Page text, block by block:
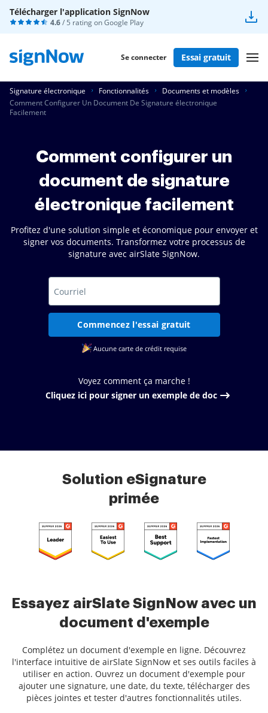
Télécharger l'application SignNow
4.6/ 5 rating onGoogle Play
Se connecter Essai gratuit
Signature électronique Fonctionnalités
Documents et modèles
Comment Configurer Un Document De Signature électronique
Facilement
Comment configurer un
document de signature
électronique facilement
Profitez d'une solution simple et économique pour envoyer et
signer vos documents. Transformez votre processus de
signature avec airSlate SignNow.
Commencez l'essai gratuit
Aucune carte de crédit requise
Voyez comment ça marche !
Cliquez ici pour signer un exemple de doc
Solution eSignature
primée
Essayez airSlate SignNow avec un
document d'exemple
Complétez un document d'exemple en ligne. Découvrez
l'interface intuitive de airSlate SignNow et ses outils faciles à
utiliser en action. Ouvrez un document d'exemple pour
ajouter une signature, une date, du texte, télécharger des
pièces jointes et tester d'autres fonctionnalités utiles.